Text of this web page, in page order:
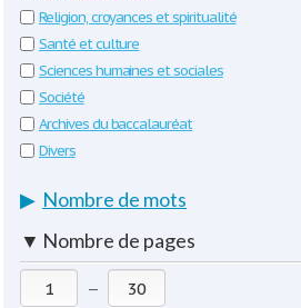
Religion, croyances et spiritualité
Santé et culture
Sciences humaines et sociales
Société
Archives du baccalauréat
Divers
▶ Nombre de mots
▼ Nombre de pages
—